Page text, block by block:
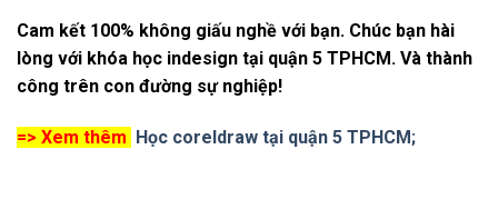
Cam kết 100% không giấu nghề với bạn. Chúc bạn hài
lòng với khóa học indesign tại quận 5 TPHCM. Và thành
công trên con đường sự nghiệp!
=> Xem thêm Học coreldraw tại quận 5 TPHCM;